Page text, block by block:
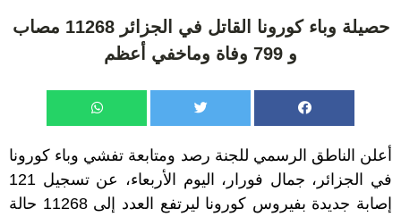
حصيلة وباء كورونا القاتل في الجزائر 11268 مصاب
و 799 وفاة وماخفي أعظم
أعلن الناطق الرسمي للجنة رصد ومتابعة تفشي وباء كورونا
في الجزائر، جمال فورار، اليوم الأربعاء، عن تسجيل 121
إصابة جديدة بفيروس كورونا ليرتفع العدد إلى 11268 حالة